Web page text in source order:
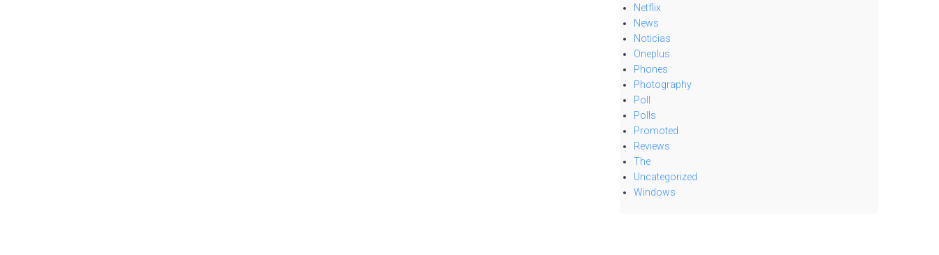
Netflix
News
Noticias
Oneplus
Phones
Photography
Poll
Polls
Promoted
Reviews
The
Uncategorized
Windows